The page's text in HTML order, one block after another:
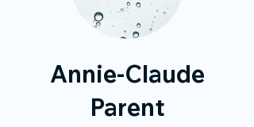
Annie-Claude
Parent